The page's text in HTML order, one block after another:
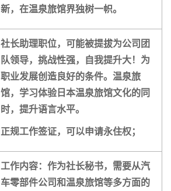
新，在温泉旅馆界独树一帜。
社长助理职位，可能被提拔为公司团
队领导，挑战性强，自我提升大！为
职业发展创造良好的条件。温泉旅
馆，学习体验日本温泉旅馆文化的同
时，提升语言水平。
正规工作签证，可以申请永住权；
工作内容：作为社长秘书，需要从汽
车零部件公司和温泉旅馆等多方面的